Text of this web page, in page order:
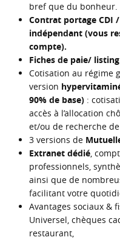
bref que du bonheur.
Contrat portage CDI
indépendant (vous
compte).
Fiches de paie/
Cotisation au régime
version
90% de base) :
accès à l’allocation
et/ou de recherche
3 versions de
Extranet dédié,
professionnels,
ainsi que de
facilitant votre
Avantages sociaux &
Universel, chèques
restaurant,